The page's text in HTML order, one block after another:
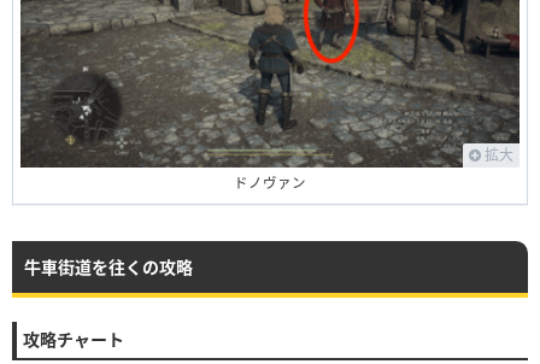
拡大
ドノヴァン
牛車街道を往くの攻略
攻略チャート